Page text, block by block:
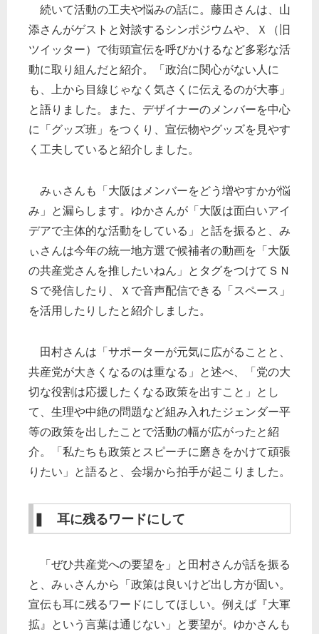
続いて活動の工夫や悩みの話に。藤田さんは、山
添さんがゲストと対談するシンポジウムや、Ｘ（旧
ツイッター）で街頭宣伝を呼びかけるなど多彩な活
動に取り組んだと紹介。「政治に関心がない人に
も、上から目線じゃなく気さくに伝えるのが大事」
と語りました。また、デザイナーのメンバーを中心
に「グッズ班」をつくり、宣伝物やグッズを見やす
く工夫していると紹介しました。
みぃさんも「大阪はメンバーをどう増やすかが悩
み」と漏らします。ゆかさんが「大阪は面白いアイ
デアで主体的な活動をしている」と話を振ると、み
ぃさんは今年の統一地方選で候補者の動画を「大阪
の共産党さんを推したいねん」とタグをつけてＳＮ
Ｓで発信したり、Ｘで音声配信できる「スペース」
を活用したりしたと紹介しました。
田村さんは「サポーターが元気に広がることと、
共産党が大きくなるのは重なる」と述べ、「党の大
切な役割は応援したくなる政策を出すこと」とし
て、生理や中絶の問題など組み入れたジェンダー平
等の政策を出したことで活動の幅が広がったと紹
介。「私たちも政策とスピーチに磨きをかけて頑張
りたい」と語ると、会場から拍手が起こりました。
❚ 耳に残るワードにして
「ぜひ共産党への要望を」と田村さんが話を振る
と、みぃさんから「政策は良いけど出し方が固い。
宣伝も耳に残るワードにしてほしい。例えば『大軍
拡』という言葉は通じない」と要望が。ゆかさんも